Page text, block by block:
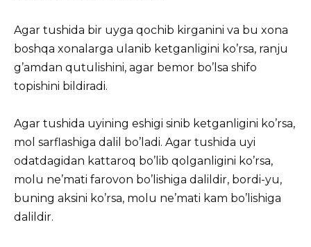
Agar tushida bir uyga qochib kirganini va bu xona
boshqa xonalarga ulanib ketganligini ko’rsa, ranju
g’amdan qutulishini, agar bemor bo’lsa shifo
topishini bildiradi.
Agar tushida uyining eshigi sinib ketganligini ko’rsa,
mol sarflashiga dalil bo’ladi. Agar tushida uyi
odatdagidan kattaroq bo’lib qolganligini ko’rsa,
molu ne’mati farovon bo’lishiga dalildir, bordi-yu,
buning aksini ko’rsa, molu ne’mati kam bo’lishiga
dalildir.